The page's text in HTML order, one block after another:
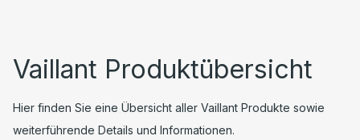
Vaillant Produktübersicht
Hier finden Sie eine Übersicht aller Vaillant Produkte sowie
weiterführende Details und Informationen.